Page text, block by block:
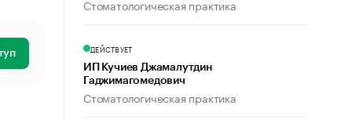
Стоматологическая практика
ДЕЙСТВУЕТ
ИП Кучиев Джамалутдин
Гаджимагомедович
Стоматологическая практика